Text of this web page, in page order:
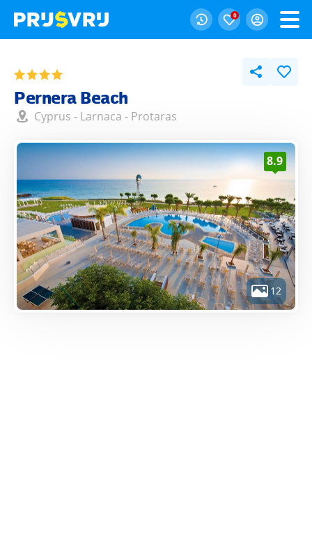
0
Pernera Beach
Cyprus - Larnaca - Protaras
12
8.9